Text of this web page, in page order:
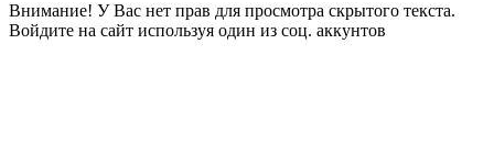
Внимание! У Вас нет прав для просмотра скрытого текста.
Войдите на сайт используя один из соц. аккунтов